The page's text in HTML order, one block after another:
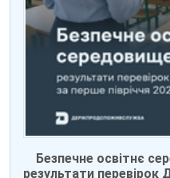
Безпечне освітнє
результати